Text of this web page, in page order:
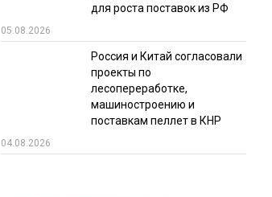
для роста поставок из РФ
05.08.2026
Россия и Китай согласовали
проекты по
лесопереработке,
машиностроению и
поставкам пеллет в КНР
04.08.2026